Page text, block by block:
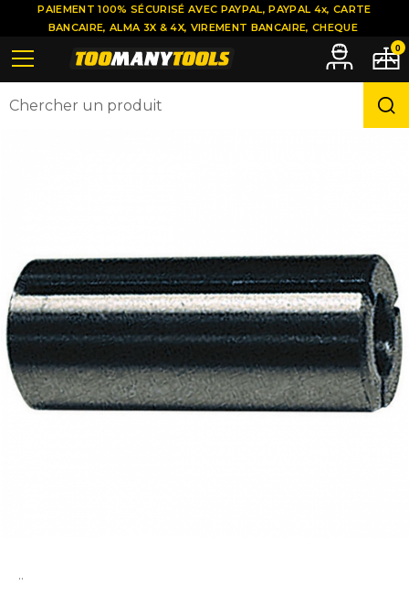
..
PAIEMENT 100% SÉCURISÉ AVEC PAYPAL, PAYPAL 4x, CARTE
BANCAIRE, ALMA 3X & 4X, VIREMENT BANCAIRE, CHEQUE
0